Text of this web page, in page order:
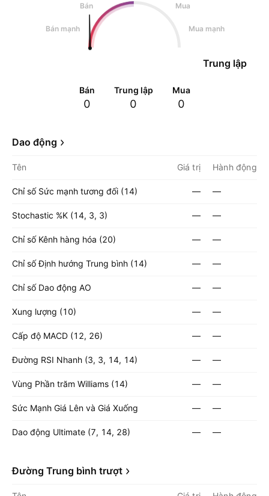
Bán
Mua
Bán mạnh Mua mạnh
Trung lập
Bán
0
Trung lập
0
Mua
0
Dao động
Tên Giá trị Hành động
Chỉ số Sức mạnh tương đối (14) — —
Stochastic %K (14, 3, 3) — —
Chỉ số Kênh hàng hóa (20) — —
Chỉ số Định hướng Trung bình (14) — —
Chỉ số Dao động AO — —
Xung lượng (10) — —
Cấp độ MACD (12, 26) — —
Đường RSI Nhanh (3, 3, 14, 14) — —
Vùng Phần trăm Williams (14) — —
Sức Mạnh Giá Lên và Giá Xuống — —
Dao động Ultimate (7, 14, 28) — —
Đường Trung bình trượt